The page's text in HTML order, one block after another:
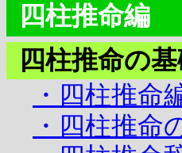
四柱推命編
四柱推命の
・四柱推命
・四柱推命